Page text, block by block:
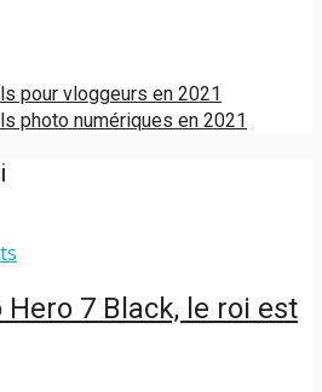
pour vloggeurs en 2021
photo numériques en 2021
Hero 7 Black, le roi est